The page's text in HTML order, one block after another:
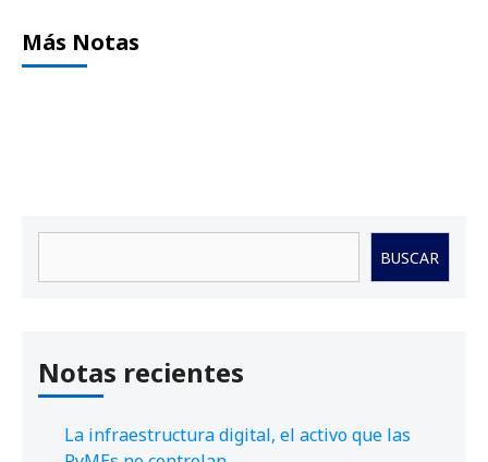
Más Notas
BUSCAR
Notas recientes
La infraestructura digital, el activo que las